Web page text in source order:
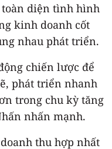
diện tình hình
kinh doanh cốt
nhau phát triển.
chiến lược để
phát triển nhanh
trong chu kỳ tăng
nhấn mạnh.
thu hợp nhất